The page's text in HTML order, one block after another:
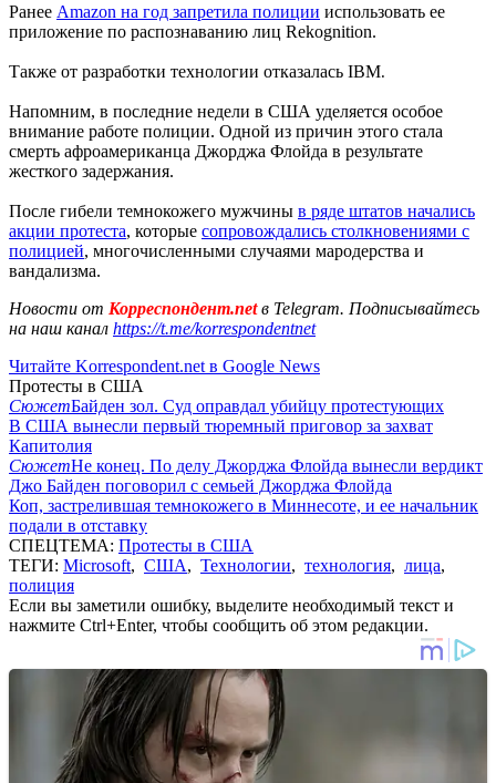
Ранее Amazon на год запретила полиции использовать ее
приложение по распознаванию лиц Rekognition.
Также от разработки технологии отказалась IBM.
Напомним, в последние недели в США уделяется особое
внимание работе полиции. Одной из причин этого стала
смерть афроамериканца Джорджа Флойда в результате
жесткого задержания.
После гибели темнокожего мужчины в ряде штатов начались
акции протеста, которые сопровождались столкновениями с
полицией, многочисленными случаями мародерства и
вандализма.
Новости от Корреспондент.netв Telegram. Подписывайтесь
на наш канал https://t.me/korrespondentnet
Читайте Korrespondent.net в Google News
Протесты в США
СюжетБайден зол. Суд оправдал убийцу протестующих
В США вынесли первый тюремный приговор за захват
Капитолия
СюжетНе конец. По делу Джорджа Флойда вынесли вердикт
Джо Байден поговорил с семьей Джорджа Флойда
Коп, застрелившая темнокожего в Миннесоте, и ее начальник
подали в отставку
СПЕЦТЕМА: Протесты в США
ТЕГИ: Microsoft, США, Технологии, технология, лица,
полиция
Если вы заметили ошибку, выделите необходимый текст и
нажмите Ctrl+Enter, чтобы сообщить об этом редакции.